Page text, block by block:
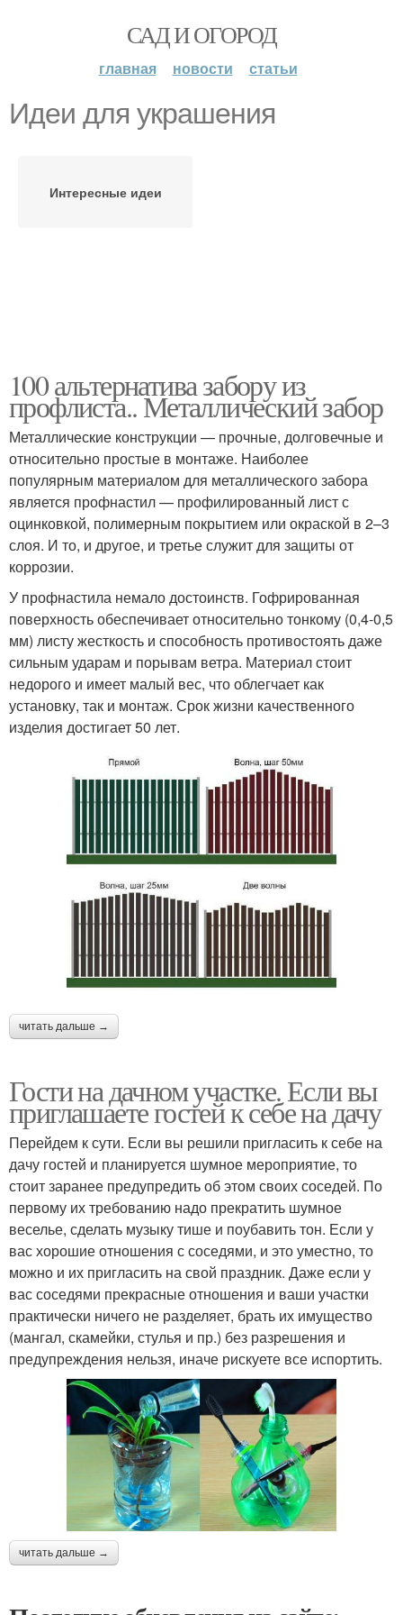
САД И ОГОРОД
главная новости статьи
Идеи для украшения
Интересные идеи
100 альтернатива забору из
профлиста.. Металлический забор
Металлические конструкции — прочные, долговечные и
относительно простые в монтаже. Наиболее
популярным материалом для металлического забора
является профнастил — профилированный лист с
оцинковкой, полимерным покрытием или окраской в 2–3
слоя. И то, и другое, и третье служит для защиты от
коррозии.
У профнастила немало достоинств. Гофрированная
поверхность обеспечивает относительно тонкому (0,4-0,5
мм) листу жесткость и способность противостоять даже
сильным ударам и порывам ветра. Материал стоит
недорого и имеет малый вес, что облегчает как
установку, так и монтаж. Срок жизни качественного
изделия достигает 50 лет.
читать дальше →
Гости на дачном участке. Если вы
приглашаете гостей к себе на дачу
Перейдем к сути. Если вы решили пригласить к себе на
дачу гостей и планируется шумное мероприятие, то
стоит заранее предупредить об этом своих соседей. По
первому их требованию надо прекратить шумное
веселье, сделать музыку тише и поубавить тон. Если у
вас хорошие отношения с соседями, и это уместно, то
можно и их пригласить на свой праздник. Даже если у
вас соседями прекрасные отношения и ваши участки
практически ничего не разделяет, брать их имущество
(мангал, скамейки, стулья и пр.) без разрешения и
предупреждения нельзя, иначе рискуете все испортить.
читать дальше →